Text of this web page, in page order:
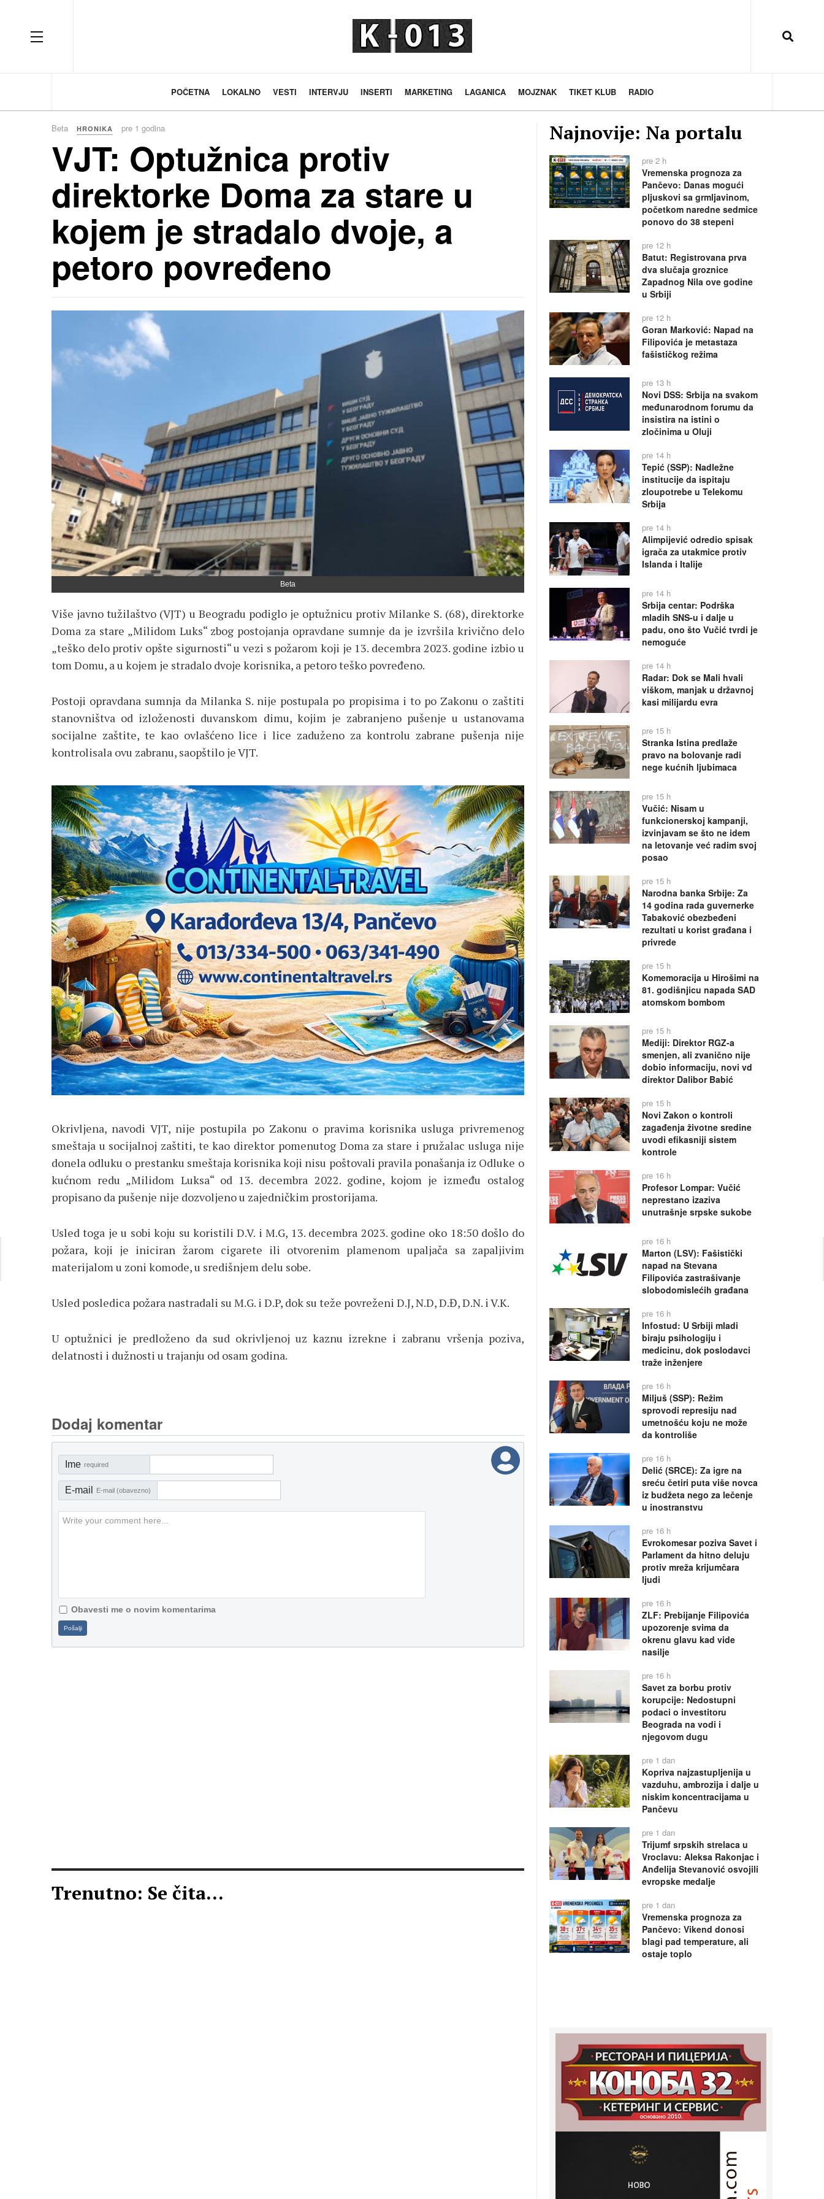
OFF CANVAS
POČETNA LOKALNO VESTI INTERVJU INSERTI MARKETING LAGANICA MOJZNAK TIKET KLUB RADIO
Beta HRONIKA pre 1 godina
VJT: Optužnica protiv
direktorke Doma za stare u
kojem je stradalo dvoje, a
petoro povređeno
Beta
Više javno tužilaštvo (VJT) u Beogradu podiglo je optužnicu protiv Milanke S. (68), direktorke
Doma za stare „Milidom Luks“ zbog postojanja opravdane sumnje da je izvršila krivično delo
„teško delo protiv opšte sigurnosti“ u vezi s požarom koji je 13. decembra 2023. godine izbio u
tom Domu, a u kojem je stradalo dvoje korisnika, a petoro teško povređeno.
Postoji opravdana sumnja da Milanka S. nije postupala po propisima i to po Zakonu o zaštiti
stanovništva od izloženosti duvanskom dimu, kojim je zabranjeno pušenje u ustanovama
socijalne zaštite, te kao ovlašćeno lice i lice zaduženo za kontrolu zabrane pušenja nije
kontrolisala ovu zabranu, saopštilo je VJT.
Okrivljena, navodi VJT, nije postupila po Zakonu o pravima korisnika usluga privremenog
smeštaja u socijalnoj zaštiti, te kao direktor pomenutog Doma za stare i pružalac usluga nije
donela odluku o prestanku smeštaja korisnika koji nisu poštovali pravila ponašanja iz Odluke o
kućnom redu „Milidom Luksa“ od 13. decembra 2022. godine, kojom je između ostalog
propisano da pušenje nije dozvoljeno u zajedničkim prostorijama.
Usled toga je u sobi koju su koristili D.V. i M.G, 13. decembra 2023. godine oko 18:50 došlo do
požara, koji je iniciran žarom cigarete ili otvorenim plamenom upaljača sa zapaljivim
materijalom u zoni komode, u središnjem delu sobe.
Usled posledica požara nastradali su M.G. i D.P, dok su teže povreženi D.J, N.D, D.Đ, D.N. i V.K.
U optužnici je predloženo da sud okrivljenoj uz kaznu izrekne i zabranu vršenja poziva,
delatnosti i dužnosti u trajanju od osam godina.
Dodaj komentar
Ime required
E-mail E-mail (obavezno)
Obavesti me o novim komentarima
Pošalji
Trenutno: Se čita...
Najnovije: Na portalu
pre 2 h
Vremenska prognoza za
Pančevo: Danas mogući
pljuskovi sa grmljavinom,
početkom naredne sedmice
ponovo do 38 stepeni
pre 12 h
Batut: Registrovana prva
dva slučaja groznice
Zapadnog Nila ove godine
u Srbiji
pre 12 h
Goran Marković: Napad na
Filipovića je metastaza
fašističkog režima
pre 13 h
Novi DSS: Srbija na svakom
međunarodnom forumu da
insistira na istini o
zločinima u Oluji
pre 14 h
Tepić (SSP): Nadležne
institucije da ispitaju
zloupotrebe u Telekomu
Srbija
pre 14 h
Alimpijević odredio spisak
igrača za utakmice protiv
Islanda i Italije
pre 14 h
Srbija centar: Podrška
mladih SNS-u i dalje u
padu, ono što Vučić tvrdi je
nemoguće
pre 14 h
Radar: Dok se Mali hvali
viškom, manjak u državnoj
kasi milijardu evra
pre 15 h
Stranka Istina predlaže
pravo na bolovanje radi
nege kućnih ljubimaca
pre 15 h
Vučić: Nisam u
funkcionerskoj kampanji,
izvinjavam se što ne idem
na letovanje već radim svoj
posao
pre 15 h
Narodna banka Srbije: Za
14 godina rada guvernerke
Tabaković obezbeđeni
rezultati u korist građana i
privrede
pre 15 h
Komemoracija u Hirošimi na
81. godišnjicu napada SAD
atomskom bombom
pre 15 h
Mediji: Direktor RGZ-a
smenjen, ali zvanično nije
dobio informaciju, novi vd
direktor Dalibor Babić
pre 15 h
Novi Zakon o kontroli
zagađenja životne sredine
uvodi efikasniji sistem
kontrole
pre 16 h
Profesor Lompar: Vučić
neprestano izaziva
unutrašnje srpske sukobe
pre 16 h
Marton (LSV): Fašistički
napad na Stevana
Filipovića zastrašivanje
slobodomislećih građana
pre 16 h
Infostud: U Srbiji mladi
biraju psihologiju i
medicinu, dok poslodavci
traže inženjere
pre 16 h
Miljuš (SSP): Režim
sprovodi represiju nad
umetnošću koju ne može
da kontroliše
pre 16 h
Delić (SRCE): Za igre na
sreću četiri puta više novca
iz budžeta nego za lečenje
u inostranstvu
pre 16 h
Evrokomesar poziva Savet i
Parlament da hitno deluju
protiv mreža krijumčara
ljudi
pre 16 h
ZLF: Prebijanje Filipovića
upozorenje svima da
okrenu glavu kad vide
nasilje
pre 16 h
Savet za borbu protiv
korupcije: Nedostupni
podaci o investitoru
Beograda na vodi i
njegovom dugu
pre 1 dan
Kopriva najzastupljenija u
vazduhu, ambrozija i dalje u
niskim koncentracijama u
Pančevu
pre 1 dan
Trijumf srpskih strelaca u
Vroclavu: Aleksa Rakonjac i
Anđelija Stevanović osvojili
evropske medalje
pre 1 dan
Vremenska prognoza za
Pančevo: Vikend donosi
blagi pad temperature, ali
ostaje toplo